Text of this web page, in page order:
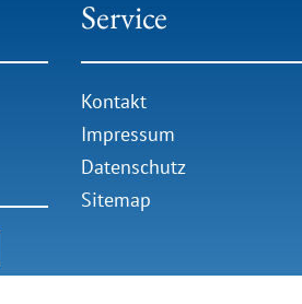
Service
Kontakt
Impressum
Datenschutz
Sitemap